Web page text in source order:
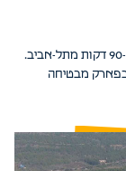
הפארק ממוקם בקרבת כביש 6 וכביש 4 (חיפה-עכו), כ-90 דקות מתל-אביב.
בפארק מבטיחה